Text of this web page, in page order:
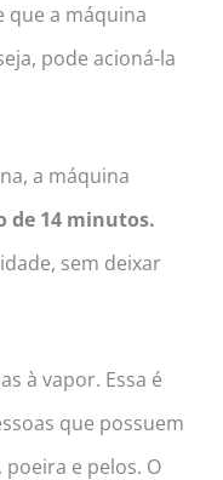
que a máquina
pode acioná-la
a máquina
de 14 minutos.
sem deixar
à vapor. Essa é
que possuem
e pelos. O